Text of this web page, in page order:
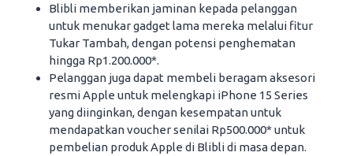
Blibli memberikan jaminan kepada pelanggan
untuk menukar gadget lama mereka melalui fitur
Tukar Tambah, dengan potensi penghematan
hingga Rp1.200.000*.
Pelanggan juga dapat membeli beragam aksesori
resmi Apple untuk melengkapi iPhone 15 Series
yang diinginkan, dengan kesempatan untuk
mendapatkan voucher senilai Rp500.000* untuk
pembelian produk Apple di Blibli di masa depan.